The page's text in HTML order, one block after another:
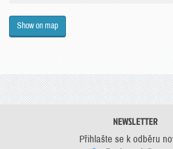
Show on map
NEWSLETTER
Přihlašte se k odběru